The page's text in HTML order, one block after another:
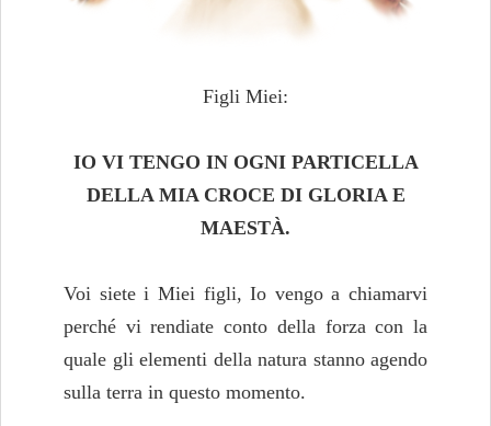
Figli Miei:
IO VI TENGO IN OGNI PARTICELLA
DELLA MIA CROCE DI GLORIA E
MAESTÀ.
Voi siete i Miei figli, Io vengo a chiamarvi
perché vi rendiate conto della forza con la
quale gli elementi della natura stanno agendo
sulla terra in questo momento.